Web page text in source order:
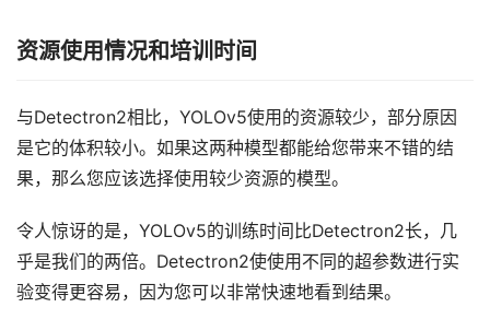
资源使用情况和培训时间
与Detectron2相比，YOLOv5使用的资源较少，部分原因
是它的体积较小。如果这两种模型都能给您带来不错的结
果，那么您应该选择使用较少资源的模型。
令人惊讶的是，YOLOv5的训练时间比Detectron2长，几
乎是我们的两倍。Detectron2使使用不同的超参数进行实
验变得更容易，因为您可以非常快速地看到结果。